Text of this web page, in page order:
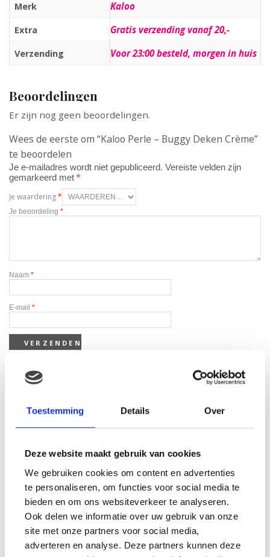
Toestemming Details Over
Deze website maakt gebruik van cookies
We gebruiken cookies om content en advertenties
te personaliseren, om functies voor social media te
bieden en om ons websiteverkeer te analyseren.
Ook delen we informatie over uw gebruik van onze
site met onze partners voor social media,
adverteren en analyse. Deze partners kunnen deze
Merk Kaloo
Extra Gratis verzending vanaf 20,-
Verzending Voor 23:00 besteld, morgen in huis
Beoordelingen
Er zijn nog geen beoordelingen.
Wees de eerste om “Kaloo Perle – Buggy Deken Crème”
te beoordelen
Je e-mailadres wordt niet gepubliceerd. Vereiste velden zijn
gemarkeerd met *
Je waardering*
Je beoordeling *
Naam *
E-mail *
Gerelateerde producten